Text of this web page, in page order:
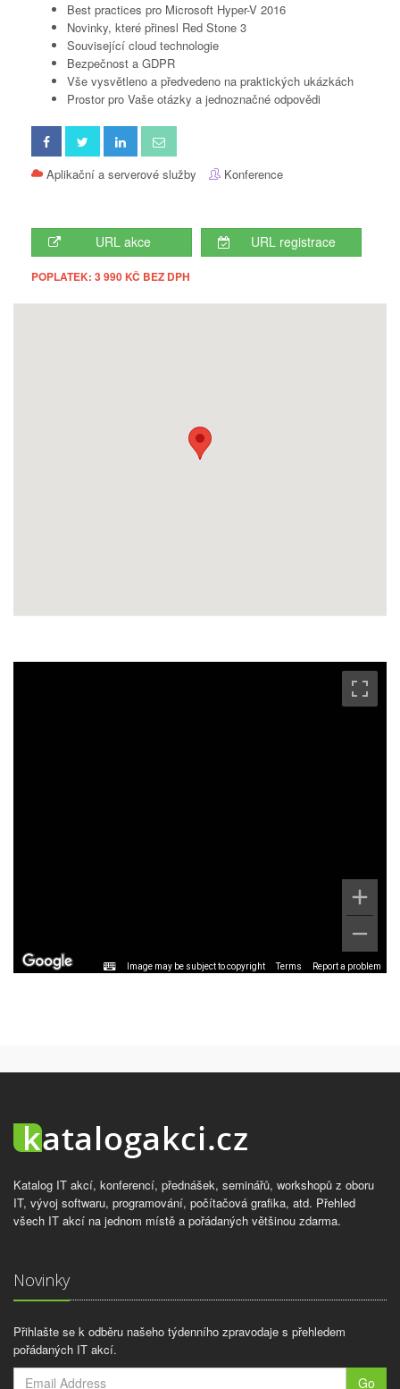
Best practices pro Microsoft Hyper-V 2016
Novinky, které přinesl Red Stone 3
Související cloud technologie
Bezpečnost a GDPR
Vše vysvětleno a předvedeno na praktických ukázkách
Prostor pro Vaše otázky a jednoznačné odpovědi
Aplikační a serverové služby Konference
URL akce URL registrace
POPLATEK: 3 990 KČ BEZ DPH
Image may be subject to copyright Terms Report a problem
Katalog IT akcí, konferencí, přednášek, seminářů, workshopů z oboru
IT, vývoj softwaru, programování, počítačová grafika, atd. Přehled
všech IT akcí na jednom místě a pořádaných většinou zdarma.
Novinky
Přihlašte se k odběru našeho týdenního zpravodaje s přehledem
pořádaných IT akcí.
Go